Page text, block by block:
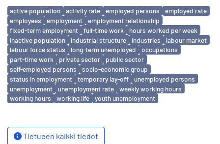
Avainsanat
active population activity rate employed persons
employed rate
employees
employment
employment relationship
fixed-term employment
full-time work
hours worked per week
inactive population
industrial structure industries
labour market
labour force status
long-term unemployed
occupations
part-time work
private sector
public sector
self-employed persons
socio-economic group
status in employment
temporary lay-off
unemployed persons
unemployment
unemployment rate
weekly working hours
working hours
working life youth unemployment
Tietueen kaikki tiedot